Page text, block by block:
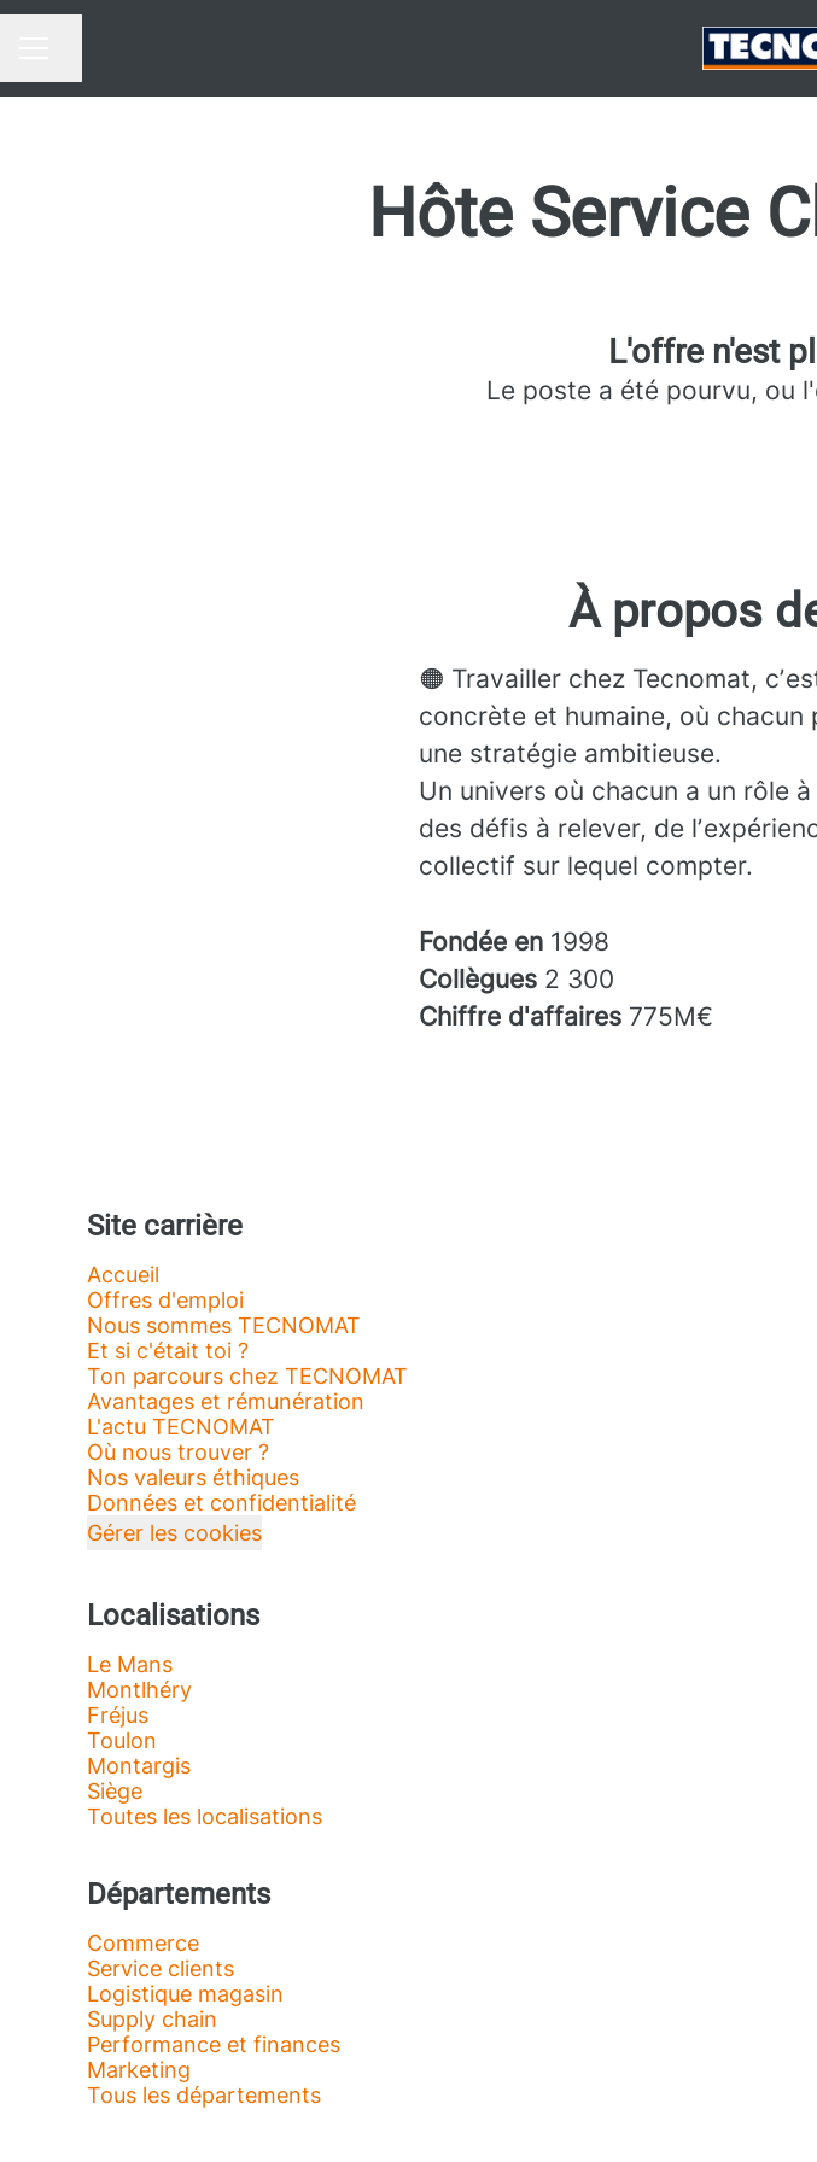
Hôte Service
L'offre n'est
Le poste a été pourvu, ou
À propos
🟠 Travailler chez Tecnomat,
concrète et humaine, où
une stratégie ambitieuse.
Un univers où chacun a un rôle
des défis à relever, de
collectif sur lequel compter.
Fondée en 1998
Collègues 2 300
Chiffre d'affaires 775M€
Site carrière
Accueil
Offres d'emploi
Nous sommes TECNOMAT
Et si c'était toi ?
Ton parcours chez TECNOMAT
Avantages et rémunération
L'actu TECNOMAT
Où nous trouver ?
Nos valeurs éthiques
Données et confidentialité
Gérer les cookies
Localisations
Le Mans
Montlhéry
Fréjus
Toulon
Montargis
Siège
Toutes les localisations
Départements
Commerce
Service clients
Logistique magasin
Supply chain
Performance et finances
Marketing
Tous les départements